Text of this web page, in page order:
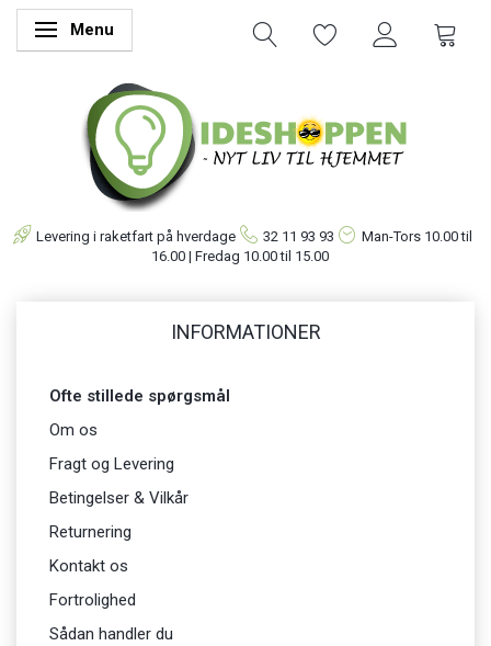
Skifte navigation
Menu
Levering i raketfart på hverdage 32 11 93 93 Man-Tors 10.00 til
16.00 | Fredag 10.00 til 15.00
INFORMATIONER
Ofte stillede spørgsmål
Om os
Fragt og Levering
Betingelser & Vilkår
Returnering
Kontakt os
Fortrolighed
Sådan handler du